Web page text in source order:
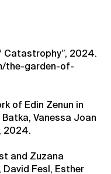
Catastrophy”, 2024.
the-garden-of-
of Edin Zenun in
Vanessa Joan
2024.
and Zuzana
Fesl, Esther